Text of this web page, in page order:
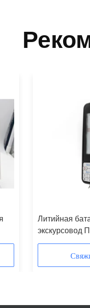
Литийная
экскурсовод
цифровой вод
индукция